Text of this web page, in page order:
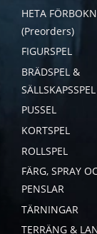
HETA
(Preorders)
FIGURSPEL
BRÄDSPEL &
SÄLLSKAPSSPEL
PUSSEL
KORTSPEL
ROLLSPEL
FÄRG, SPRAY
PENSLAR
TÄRNINGAR
TERRÄNG &